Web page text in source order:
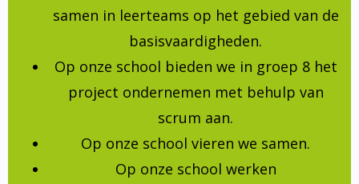
samen in leerteams op het gebied van de
basisvaardigheden.
Op onze school bieden we in groep 8 het
project ondernemen met behulp van
scrum aan.
Op onze school vieren we samen.
Op onze school werken